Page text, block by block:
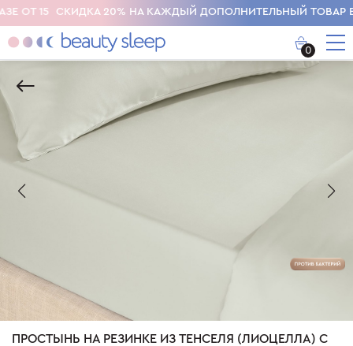
СКИДКА 20% НА КАЖДЫЙ ДОПОЛНИТЕЛЬНЫЙ ТОВАР В КОРЗИНЕ
0
ПРОСТЫНЬ НА РЕЗИНКЕ ИЗ ТЕНСЕЛЯ (ЛИОЦЕЛЛА) С